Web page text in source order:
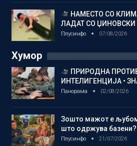
НАМЕСТО СО
ЛАДАТ СО ЏИНОВСКИ
Плусинфо 07/08/2026
Хумор
ПРИРОДНА
ИНТЕЛИГЕНЦИЈА •
Панорама 02/08/2026
Зошто мажот е
што одржува базени?
Плусинфо 21/07/2026